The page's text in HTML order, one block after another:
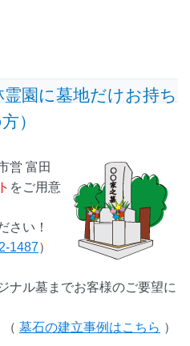
園に墓地だけお持ち
）
営 富田
をご用意
さい！
1487）
ナル墓までお客様のご要望に
（ 墓石の建立事例はこちら ）